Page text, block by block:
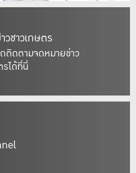
ชาวเกษตร
ติดตามจดหมายข่าว
รได้ที่นี่